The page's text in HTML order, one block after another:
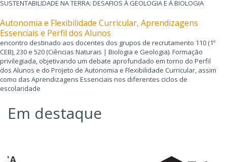
SUSTENTABILIDADE NA TERRA: DESAFIOS À GEOLOGIA E À BIOLOGIA
Autonomia e Flexibilidade Curricular, Aprendizagens
Essenciais e Perfil dos Alunos
encontro destinado aos docentes dos grupos de recrutamento 110 (1º
CEB), 230 e 520 (Ciências Naturais | Biologia e Geologia). Formação
privilegiada, objetivando um debate aprofundado em torno do Perfil
dos Alunos e do Projeto de Autonomia e Flexibilidade Curricular, assim
como das Aprendizagens Essenciais nos diferentes ciclos de
escolaridade
Em destaque